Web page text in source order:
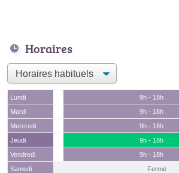
Horaires
Lundi
9h - 18h
Mardi
9h - 18h
Mercredi
9h - 18h
Jeudi
9h - 18h
Vendredi
9h - 18h
Samedi
Fermé